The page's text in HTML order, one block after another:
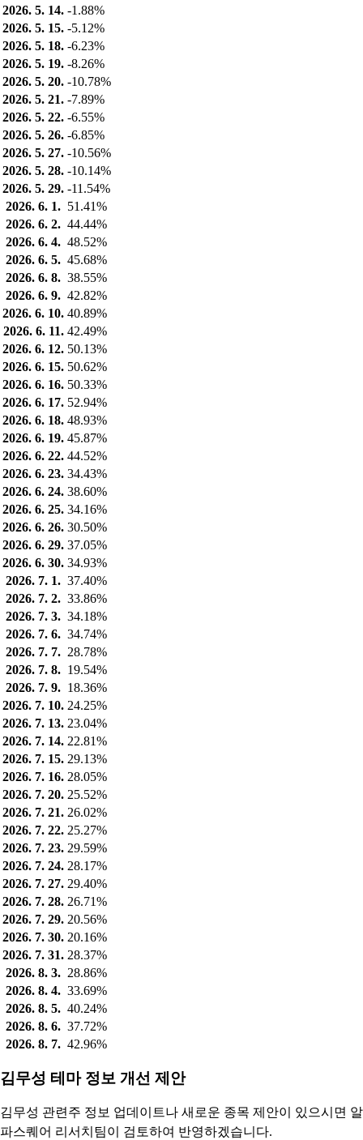
2026. 5. 14. -1.88%
2026. 5. 15. -5.12%
2026. 5. 18. -6.23%
2026. 5. 19. -8.26%
2026. 5. 20. -10.78%
2026. 5. 21. -7.89%
2026. 5. 22. -6.55%
2026. 5. 26. -6.85%
2026. 5. 27. -10.56%
2026. 5. 28. -10.14%
2026. 5. 29. -11.54%
2026. 6. 1. 51.41%
2026. 6. 2. 44.44%
2026. 6. 4. 48.52%
2026. 6. 5. 45.68%
2026. 6. 8. 38.55%
2026. 6. 9. 42.82%
2026. 6. 10. 40.89%
2026. 6. 11. 42.49%
2026. 6. 12. 50.13%
2026. 6. 15. 50.62%
2026. 6. 16. 50.33%
2026. 6. 17. 52.94%
2026. 6. 18. 48.93%
2026. 6. 19. 45.87%
2026. 6. 22. 44.52%
2026. 6. 23. 34.43%
2026. 6. 24. 38.60%
2026. 6. 25. 34.16%
2026. 6. 26. 30.50%
2026. 6. 29. 37.05%
2026. 6. 30. 34.93%
2026. 7. 1. 37.40%
2026. 7. 2. 33.86%
2026. 7. 3. 34.18%
2026. 7. 6. 34.74%
2026. 7. 7. 28.78%
2026. 7. 8. 19.54%
2026. 7. 9. 18.36%
2026. 7. 10. 24.25%
2026. 7. 13. 23.04%
2026. 7. 14. 22.81%
2026. 7. 15. 29.13%
2026. 7. 16. 28.05%
2026. 7. 20. 25.52%
2026. 7. 21. 26.02%
2026. 7. 22. 25.27%
2026. 7. 23. 29.59%
2026. 7. 24. 28.17%
2026. 7. 27. 29.40%
2026. 7. 28. 26.71%
2026. 7. 29. 20.56%
2026. 7. 30. 20.16%
2026. 7. 31. 28.37%
2026. 8. 3. 28.86%
2026. 8. 4. 33.69%
2026. 8. 5. 40.24%
2026. 8. 6. 37.72%
2026. 8. 7. 42.96%
김무성 테마 정보 개선 제안
김무성 관련주 정보 업데이트나 새로운 종목 제안이 있으시면 알
파스퀘어 리서치팀이 검토하여 반영하겠습니다.